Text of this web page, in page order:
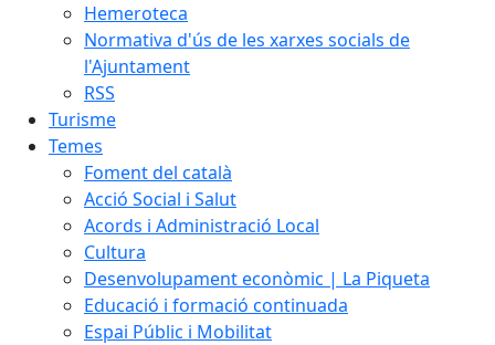
Hemeroteca
Normativa d'ús de les xarxes socials de
l'Ajuntament
RSS
Turisme
Temes
Foment del català
Acció Social i Salut
Acords i Administració Local
Cultura
Desenvolupament econòmic | La Piqueta
Educació i formació continuada
Espai Públic i Mobilitat